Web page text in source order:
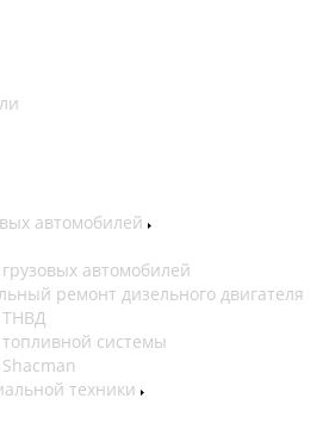
автомобилей
автомобилей
ремонт дизельного двигателя
системы
техники